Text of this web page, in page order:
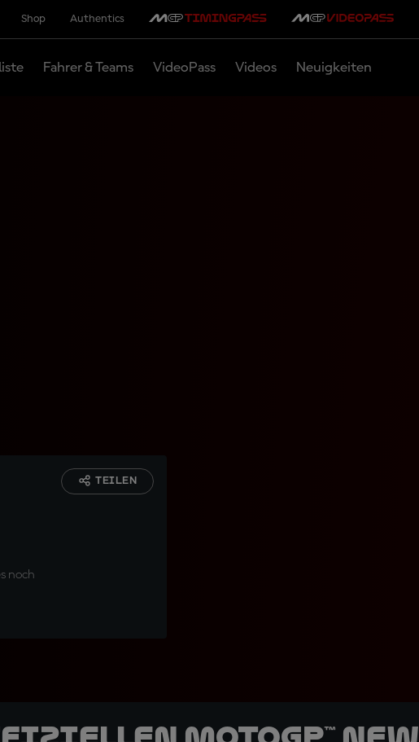
Shop Authentics
Fahrer & Teams VideoPass Videos Neuigkeiten
noch
TEILEN